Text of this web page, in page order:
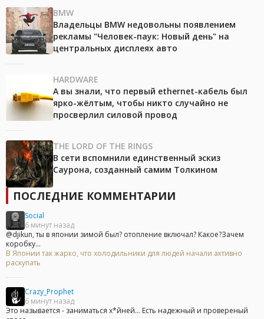
BMW
Владельцы BMW недовольны появлением
рекламы "Человек-паук: Новый день" на
центральных дисплеях авто
HARDWARE
А вы знали, что первый ethernet-кабель был
ярко-жёлтым, чтобы никто случайно не
просверлил силовой провод
THE LORD OF THE RINGS
В сети вспомнили единственный эскиз
Саурона, созданный самим Толкином
ПОСЛЕДНИЕ КОММЕНТАРИИ
Social
6 минут назад
@djikun, ты в японии зимой был? отопление включал? Какое?Зачем
коробку...
В Японии так жарко, что холодильники для людей начали активно
раскупать
Crazy_Prophet
6 минут назад
Это называется - заниматься х*йней... Есть надежный и провереный